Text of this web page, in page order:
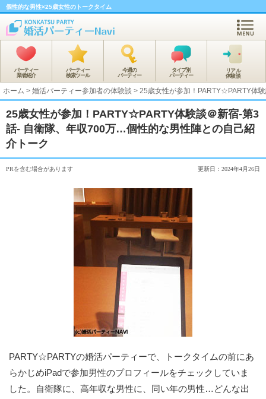
個性的な男性×25歳女性のトークタイム
パーティー
業者紹介
パーティー
検索ツール
今週の
パーティー
タイプ別
パーティー
リアル
体験談
ホーム > 婚活パーティー参加者の体験談 > 25歳女性が参加！PARTY☆PARTY体
25歳女性が参加！PARTY☆PARTY体験談＠新宿-第3
話- 自衛隊、年収700万…個性的な男性陣との自己紹
介トーク
PRを含む場合があります 更新日：2024年4月26日
PARTY☆PARTYの婚活パーティーで、トークタイムの前にあ
らかじめiPadで参加男性のプロフィールをチェックしていま
した。自衛隊に、高年収な男性に、同い年の男性…どんな出